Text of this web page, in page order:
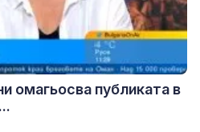
омагьосва публиката в